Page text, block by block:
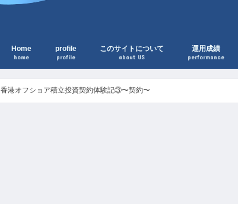
Home
home
profile
profile
このサイトについて
about US
運用成績
performance
香港オフショア積立投資契約体験記③〜契約〜